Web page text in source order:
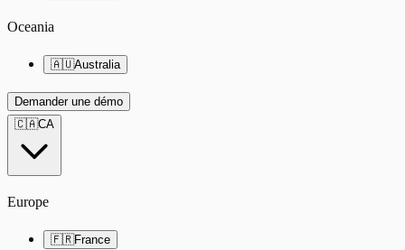
Oceania
🇦🇺Australia
Demander une démo
🇨🇦CA
Europe
🇫🇷France